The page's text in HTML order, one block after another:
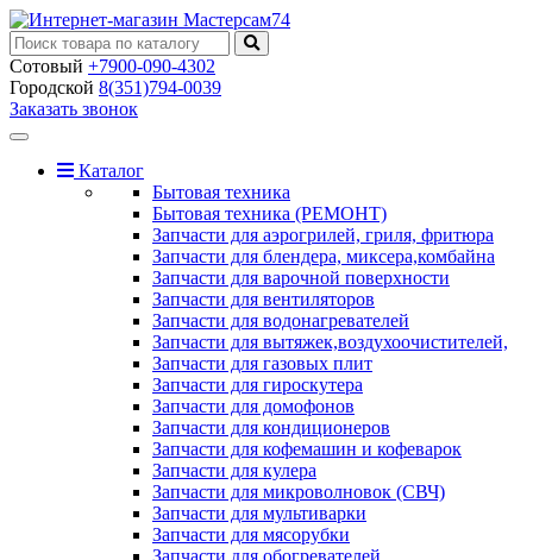
Сотовый +7900-090-4302
Городской 8(351)794-0039
Заказать звонок
Toggle
navigationКаталог
Бытовая техника
Бытовая техника (РЕМОНТ)
Запчасти для аэрогрилей, гриля, фритюра
Запчасти для блендера, миксера,комбайна
Запчасти для варочной поверхности
Запчасти для вентиляторов
Запчасти для водонагревателей
Запчасти для вытяжек,воздухоочистителей,
Запчасти для газовых плит
Запчасти для гироскутера
Запчасти для домофонов
Запчасти для кондиционеров
Запчасти для кофемашин и кофеварок
Запчасти для кулера
Запчасти для микроволновок (СВЧ)
Запчасти для мультиварки
Запчасти для мясорубки
Запчасти для обогревателей